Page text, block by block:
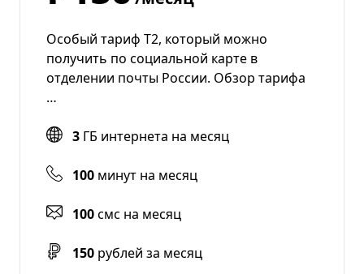
Особый тариф Т2, который можно
получить по социальной карте в
отделении почты России. Обзор тарифа
…
3 ГБ интернета на месяц
100 минут на месяц
100смс на месяц
150 рублей за месяц